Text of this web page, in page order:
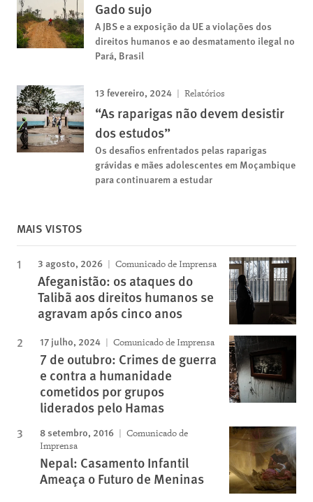
Gado sujo
A JBS e a exposição da UE a violações dos
direitos humanos e ao desmatamento ilegal no
Pará, Brasil
13 fevereiro, 2024 Relatórios
“As raparigas não devem desistir
dos estudos”
Os desafios enfrentados pelas raparigas
grávidas e mães adolescentes em Moçambique
para continuarem a estudar
MAIS VISTOS
3 agosto, 2026 Comunicado de Imprensa
Afeganistão: os ataques do
Talibã aos direitos humanos se
agravam após cinco anos
17 julho, 2024 Comunicado de Imprensa
7 de outubro: Crimes de guerra
e contra a humanidade
cometidos por grupos
liderados pelo Hamas
8 setembro, 2016
Comunicado de
Imprensa
Nepal: Casamento Infantil
Ameaça o Futuro de Meninas